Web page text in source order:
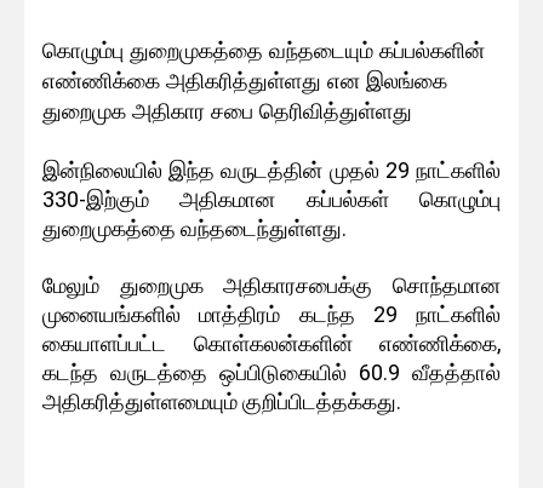
கொழும்பு துறைமுகத்தை வந்தடையும் கப்பல்களின்
எண்ணிக்கை அதிகரித்துள்ளது என இலங்கை
துறைமுக அதிகார சபை தெரிவித்துள்ளது
இன்நிலையில் இந்த வருடத்தின் முதல் 29 நாட்களில்
330-இற்கும் அதிகமான கப்பல்கள் கொழும்பு
துறைமுகத்தை வந்தடைந்துள்ளது.
மேலும் துறைமுக அதிகாரசபைக்கு சொந்தமான
முனையங்களில் மாத்திரம் கடந்த 29 நாட்களில்
கையாளப்பட்ட கொள்கலன்களின் எண்ணிக்கை,
கடந்த வருடத்தை ஒப்பிடுகையில் 60.9 வீதத்தால்
அதிகரித்துள்ளமையும் குறிப்பிடத்தக்கது.